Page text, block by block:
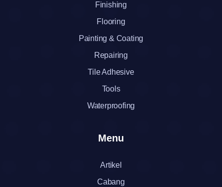
Finishing
Flooring
Painting & Coating
Repairing
Tile Adhesive
Tools
Waterproofing
Menu
Artikel
Cabang